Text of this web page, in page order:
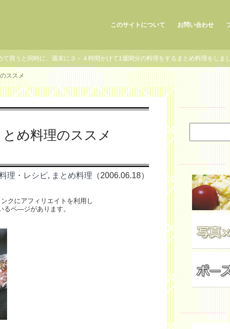
このサイトについて お問い合わせ
て買うと同時に、週末に３－４時間かけて1週間分の料理をするまとめ料理をしま
ススメ
め料理のススメ
理・レシピ, まとめ料理 （2006.06.18）
クにアフィリエイトを利用し
るペ―ジがあります。